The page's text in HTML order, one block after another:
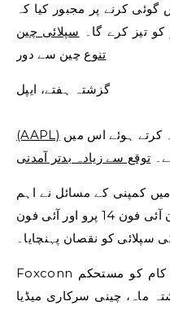
کرنے پر مجبور کیا کہ
تیز کرے گا۔ سپلائی چین
تنوع چین سے دور
گزشتہ ہفتے، ایپل
(AAPL)
توقع سے زیادہ بدتر آمدنی
کمپنی کے مسائل نے اہم
تعطیلات کے شاپنگ سیزن کے دوران آئی فون 14 پرو اور آئی فون
Foxconn اس کے بعد سے اپنی سہولت پر کام کو مستحکم
ماہ، چینی سرکاری میڈیا